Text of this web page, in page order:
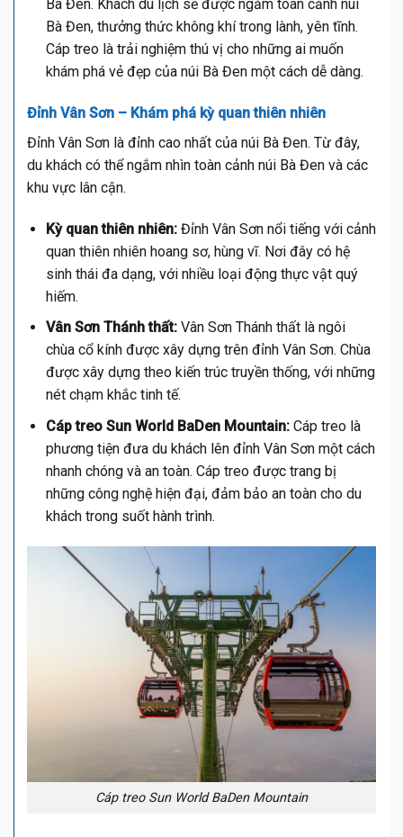
Bà Đen. Khách du lịch sẽ được ngắm toàn cảnh núi
Bà Đen, thưởng thức không khí trong lành, yên tĩnh.
Cáp treo là trải nghiệm thú vị cho những ai muốn
khám phá vẻ đẹp của núi Bà Đen một cách dễ dàng.
Đỉnh Vân Sơn – Khám phá kỳ quan thiên nhiên
Đỉnh Vân Sơn là đỉnh cao nhất của núi Bà Đen. Từ đây,
du khách có thể ngắm nhìn toàn cảnh núi Bà Đen và các
khu vực lân cận.
Kỳ quan thiên nhiên:Đỉnh Vân Sơn nổi tiếng với cảnh
quan thiên nhiên hoang sơ, hùng vĩ. Nơi đây có hệ
sinh thái đa dạng, với nhiều loại động thực vật quý
hiếm.
Vân Sơn Thánh thất:Vân Sơn Thánh thất là ngôi
chùa cổ kính được xây dựng trên đỉnh Vân Sơn. Chùa
được xây dựng theo kiến trúc truyền thống, với những
nét chạm khắc tinh tế.
Cáp treo Sun World BaDen Mountain:Cáp treo là
phương tiện đưa du khách lên đỉnh Vân Sơn một cách
nhanh chóng và an toàn. Cáp treo được trang bị
những công nghệ hiện đại, đảm bảo an toàn cho du
khách trong suốt hành trình.
Cáp treo Sun World BaDen Mountain